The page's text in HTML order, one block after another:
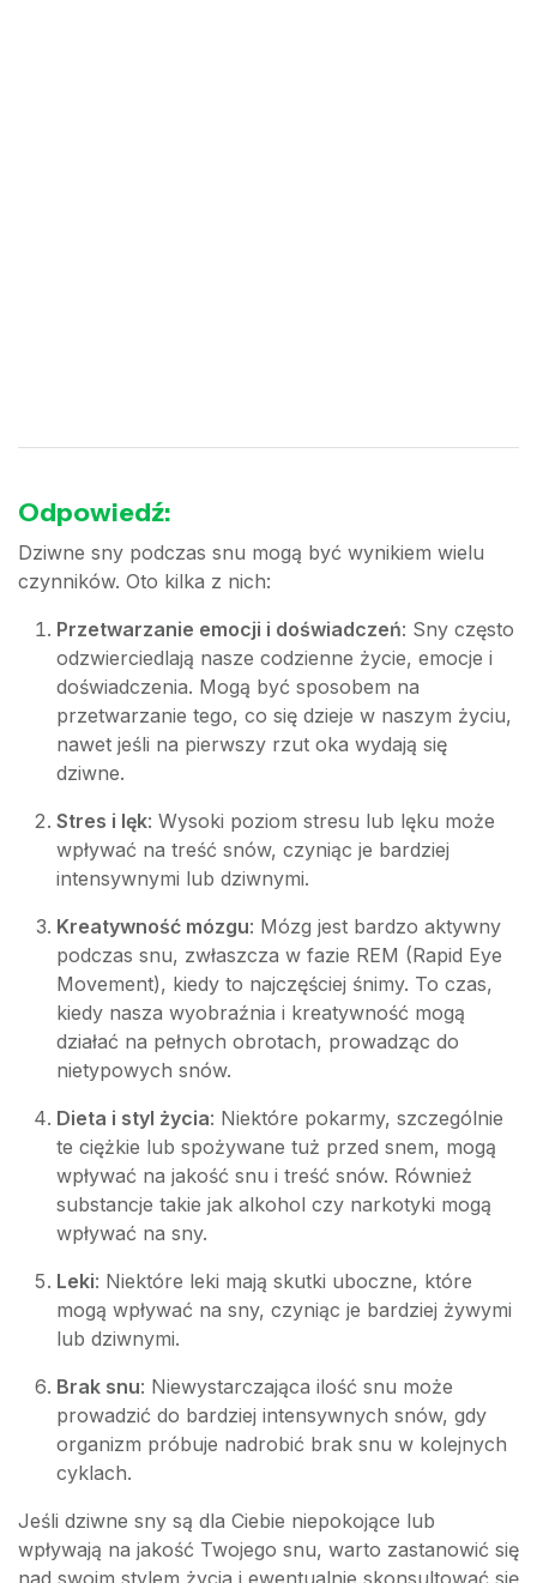
Odpowiedź:
Dziwne sny podczas snu mogą być wynikiem wielu
czynników. Oto kilka z nich:
Przetwarzanie emocji i doświadczeń: Sny często
odzwierciedlają nasze codzienne życie, emocje i
doświadczenia. Mogą być sposobem na
przetwarzanie tego, co się dzieje w naszym życiu,
nawet jeśli na pierwszy rzut oka wydają się
dziwne.
Stres i lęk: Wysoki poziom stresu lub lęku może
wpływać na treść snów, czyniąc je bardziej
intensywnymi lub dziwnymi.
Kreatywność mózgu: Mózg jest bardzo aktywny
podczas snu, zwłaszcza w fazie REM (Rapid Eye
Movement), kiedy to najczęściej śnimy. To czas,
kiedy nasza wyobraźnia i kreatywność mogą
działać na pełnych obrotach, prowadząc do
nietypowych snów.
Dieta i styl życia: Niektóre pokarmy, szczególnie
te ciężkie lub spożywane tuż przed snem, mogą
wpływać na jakość snu i treść snów. Również
substancje takie jak alkohol czy narkotyki mogą
wpływać na sny.
Leki: Niektóre leki mają skutki uboczne, które
mogą wpływać na sny, czyniąc je bardziej żywymi
lub dziwnymi.
Brak snu: Niewystarczająca ilość snu może
prowadzić do bardziej intensywnych snów, gdy
organizm próbuje nadrobić brak snu w kolejnych
cyklach.
Jeśli dziwne sny są dla Ciebie niepokojące lub
wpływają na jakość Twojego snu, warto zastanowić się